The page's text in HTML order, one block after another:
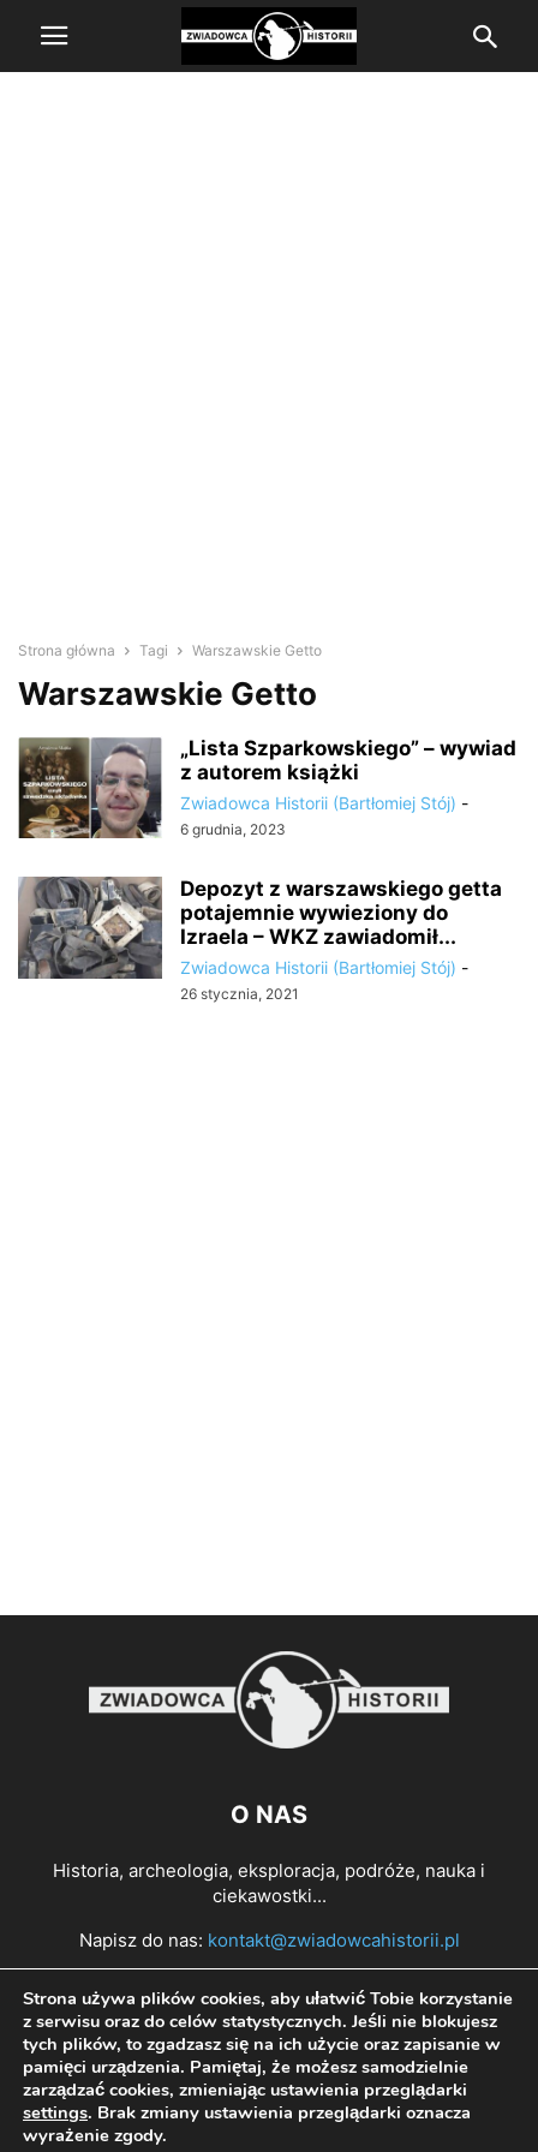
Strona główna Tagi Warszawskie Getto
Warszawskie Getto
„Lista Szparkowskiego” – wywiad
z autorem książki
Zwiadowca Historii (Bartłomiej Stój) -
6 grudnia, 2023
Depozyt z warszawskiego getta
potajemnie wywieziony do
Izraela – WKZ zawiadomił...
Zwiadowca Historii (Bartłomiej Stój) -
26 stycznia, 2021
O NAS
Historia, archeologia, eksploracja, podróże, nauka i
ciekawostki...
Napisz do nas: kontakt@zwiadowcahistorii.pl
PODĄŻAJ ZA NAMI
Strona używa plików cookies, aby ułatwić Tobie korzystanie
z serwisu oraz do celów statystycznych. Jeśli nie blokujesz
tych plików, to zgadzasz się na ich użycie oraz zapisanie w
pamięci urządzenia. Pamiętaj, że możesz samodzielnie
zarządzać cookies, zmieniając ustawienia przeglądarki
settings. Brak zmiany ustawienia przeglądarki oznacza
wyrażenie zgody.